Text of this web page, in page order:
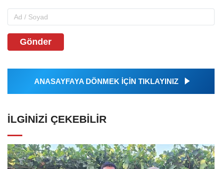
Gönder
ANASAYFAYA DÖNMEK İÇİN TIKLAYINIZ
İLGINIZI ÇEKEBILIR